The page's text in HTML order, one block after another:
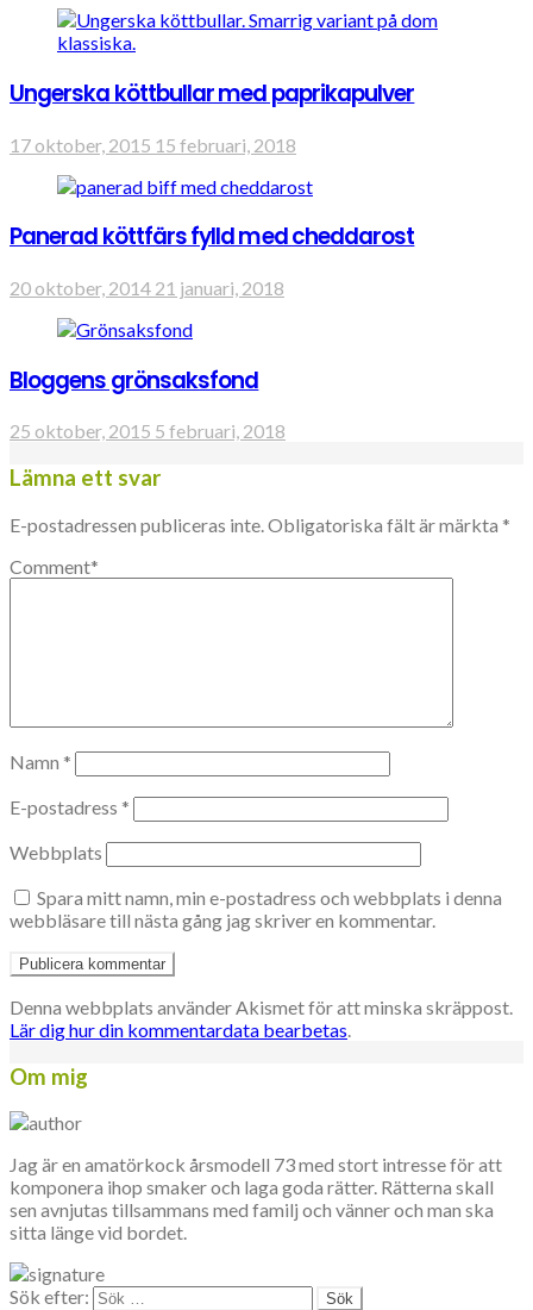
Ungerska köttbullar med paprikapulver
17 oktober, 2015 15 februari, 2018
Panerad köttfärs fylld med cheddarost
20 oktober, 2014 21 januari, 2018
Bloggens grönsaksfond
25 oktober, 2015 5 februari, 2018
Lämna ett svar
E-postadressen publiceras inte.Obligatoriska fält är märkta *
Comment*
Namn *
E-postadress *
Webbplats
Spara mitt namn, min e-postadress och webbplats i denna
webbläsare till nästa gång jag skriver en kommentar.
Denna webbplats använder Akismet för att minska skräppost.
Lär dig hur din kommentardata bearbetas.
Om mig
Jag är en amatörkock årsmodell 73 med stort intresse för att
komponera ihop smaker och laga goda rätter. Rätterna skall
sen avnjutas tillsammans med familj och vänner och man ska
sitta länge vid bordet.
Sök efter: